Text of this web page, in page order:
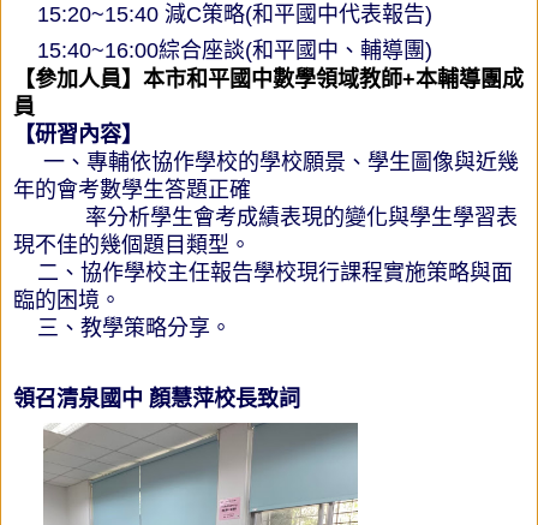
    15:20~15:40 減C策略(和平國中代表報告)
    15:40~16:00綜合座談(和平國中、輔導團)
【參加人員】 本市和平國中數學領域教師+本輔導團成
員
【研習內容】
一、專輔依協作學校的學校願景、學生圖像與近幾
年的會考數學生答題正確
率分析學生會考成績表現的變化與學生學習表
現不佳的幾個題目類型。
二、協作學校主任報告學校現行課程實施策略與面
臨的困境。
三、教學策略分享。
領召清泉國中 顏慧萍校長致詞